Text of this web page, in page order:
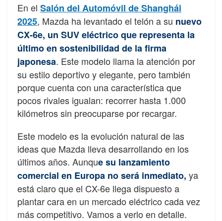
En el Salón del Automóvil de Shanghái
2025, Mazda ha levantado el telón a su nuevo
CX-6e, un SUV eléctrico que representa la
último en sostenibilidad de la firma
japonesa. Este modelo llama la atención por
su estilo deportivo y elegante, pero también
porque cuenta con una característica que
pocos rivales igualan: recorrer hasta 1.000
kilómetros sin preocuparse por recargar.
Este modelo es la evolución natural de las
ideas que Mazda lleva desarrollando en los
últimos años. Aunque su lanzamiento
comercial en Europa no será inmediato, ya
está claro que el CX-6e llega dispuesto a
plantar cara en un mercado eléctrico cada vez
más competitivo. Vamos a verlo en detalle.